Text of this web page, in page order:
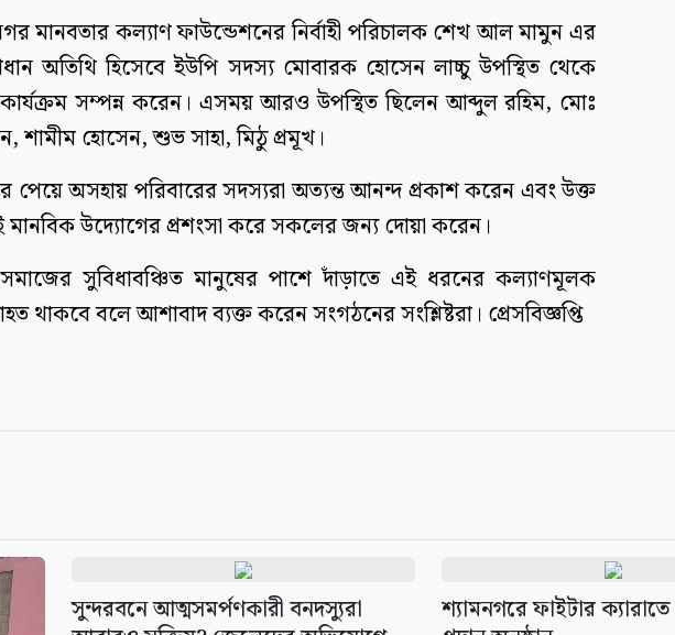
মানবতার কল্যাণ ফাউন্ডেশনের নির্বাহী পরিচালক শেখ আল মামুন এর
অতিথি হিসেবে ইউপি সদস্য মোবারক হোসেন লাচ্চু উপস্থিত থেকে
সম্পন্ন করেন। এসময় আরও উপস্থিত ছিলেন আব্দুল রহিম, মোঃ
শামীম হোসেন, শুভ সাহা, মিঠু প্রমূখ।
পেয়ে অসহায় পরিবারের সদস্যরা অত্যন্ত আনন্দ প্রকাশ করেন এবং উক্ত
উদ্যোগের প্রশংসা করে সকলের জন্য দোয়া করেন।
সুবিধাবঞ্চিত মানুষের পাশে দাঁড়াতে এই ধরনের কল্যাণমূলক
থাকবে বলে আশাবাদ ব্যক্ত করেন সংগঠনের সংশ্লিষ্টরা। প্রেসবিজ্ঞপ্তি
সুন্দরবনে আত্মসমর্পণকারী বনদস্যুরা
শ্যামনগরে ফাইটার ক্যারাতে